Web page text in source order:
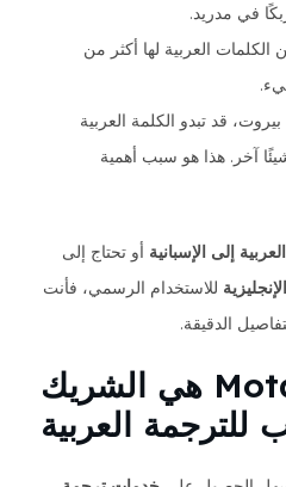
في مدريد.
الكلمات العربية لها أكثر من
قد تبدو الكلمة العربية
آخر. هذا هو سبب أهمية
إلى الإسبانية أو تحتاج إلى
للاستخدام الرسمي، فأنت
الدقيقة.
لماذا MotaWord هي الشريك
للترجمة العربية